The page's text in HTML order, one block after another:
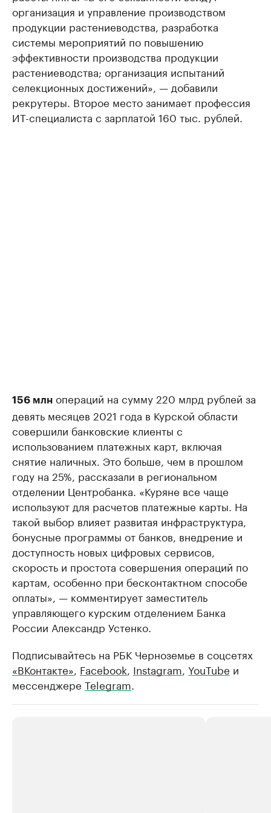
организация и управление производством
продукции растениеводства, разработка
системы мероприятий по повышению
эффективности производства продукции
растениеводства; организация испытаний
селекционных достижений», — добавили
рекрутеры. Второе место занимает профессия
ИТ-специалиста с зарплатой 160 тыс. рублей.
156 млн операций на сумму 220 млрд рублей за
девять месяцев 2021 года в Курской области
совершили банковские клиенты с
использованием платежных карт, включая
снятие наличных. Это больше, чем в прошлом
году на 25%, рассказали в региональном
отделении Центробанка. «Куряне все чаще
используют для расчетов платежные карты. На
такой выбор влияет развитая инфраструктура,
бонусные программы от банков, внедрение и
доступность новых цифровых сервисов,
скорость и простота совершения операций по
картам, особенно при бесконтактном способе
оплаты», — комментирует заместитель
управляющего курским отделением Банка
России Александр Устенко.
Подписывайтесь на РБК Черноземье в соцсетях
«ВКонтакте», Facebook, Instagram, YouTube и
мессенджере Telegram.